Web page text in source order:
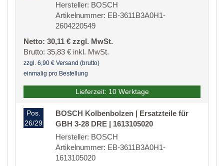
Hersteller: BOSCH
Artikelnummer: EB-3611B3A0H1-
2604220549
Netto: 30,11 € zzgl. MwSt.
Brutto: 35,83 € inkl. MwSt.
zzgl. 6,90 € Versand (brutto)
einmalig pro Bestellung
Lieferzeit: 10 Werktage
Pos.
26/29
BOSCH Kolbenbolzen | Ersatzteile für
GBH 3-28 DRE | 1613105020
Hersteller: BOSCH
Artikelnummer: EB-3611B3A0H1-
1613105020